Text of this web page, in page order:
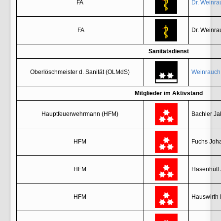
FA Dr.
FA Dr.
Sanitätsdienst
Oberlöschmeister d. Sanität (OLMdS)
Mitglieder im Aktivstand
Hauptfeuerwehrmann (HFM) Bachler
HFM Fuchs
HFM Hasenhütl
HFM Hauswirth